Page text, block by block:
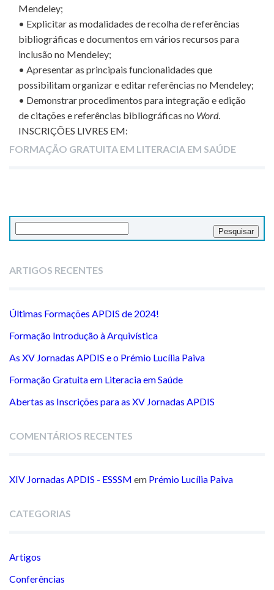
Mendeley;
• Explicitar as modalidades de recolha de referências
bibliográficas e documentos em vários recursos para
inclusão no Mendeley;
• Apresentar as principais funcionalidades que
possibilitam organizar e editar referências no Mendeley;
• Demonstrar procedimentos para integração e edição
de citações e referências bibliográficas no Word.
INSCRIÇÕES LIVRES EM:
FORMAÇÃO GRATUITA EM LITERACIA EM SAÚDE
Pesquisar
por:
ARTIGOS RECENTES
Últimas Formações APDIS de 2024!
Formação Introdução à Arquivística
As XV Jornadas APDIS e o Prémio Lucília Paiva
Formação Gratuita em Literacia em Saúde
Abertas as Inscrições para as XV Jornadas APDIS
COMENTÁRIOS RECENTES
XIV Jornadas APDIS - ESSSM em Prémio Lucília Paiva
CATEGORIAS
Artigos
Conferências